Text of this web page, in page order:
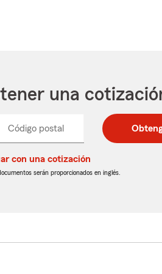
una
Código postal
postal
de
postal
de
_____
con una cotización
serán proporcionados en inglés.